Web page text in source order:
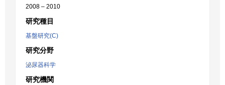
2008 – 2010
研究種目
基盤研究(C)
研究分野
泌尿器科学
研究機関